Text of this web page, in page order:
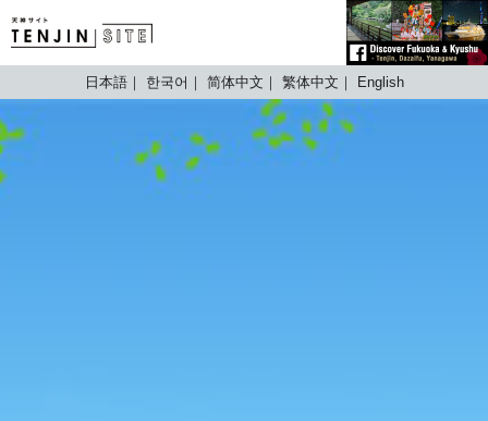
TENJIN SITE
日本語 한국어 简体中文 繁体中文 English